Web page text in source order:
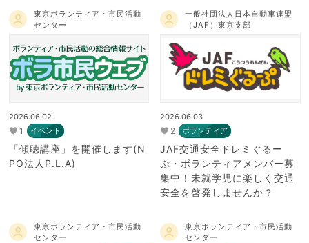
東京ボランティア・市民活動
センター
2026.06.02
1 イベント
「傾聴講座」を開催します(N
PO法人P.L.A)
一般社団法人日本自動車連盟
（JAF）東京支部
2026.06.03
2 ボランティア
JAF交通安全ドレミぐるー
ぷ・ボランティアメンバー募
集中！未就学児に楽しく交通
安全を啓発しませんか？
東京ボランティア・市民活動
センター
東京ボランティア・市民活動
センター